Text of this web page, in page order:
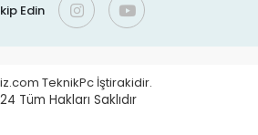
Edin
TeknikPc İştirakidir.
Tüm Hakları Saklıdır